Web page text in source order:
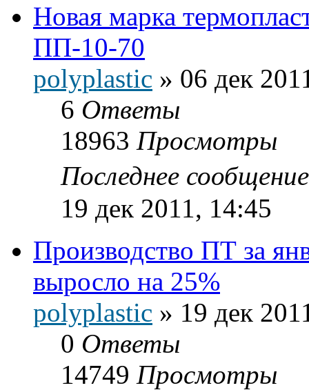
Новая марка
ПП-10-70
polyplastic » 06 дек
6 Ответы
18963 Просмотры
Последнее
19 дек 2011, 14:45
Производство ПТ за
выросло на 25%
polyplastic » 19 дек
0 Ответы
14749 Просмотры